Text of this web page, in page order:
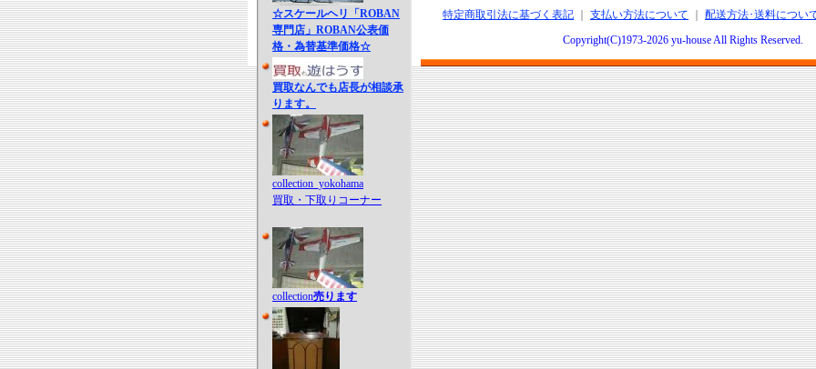
☆スケールヘリ「ROBAN
専門店」ROBAN公表価
格・為替基準価格☆
買取なんでも店長が相談承
ります。
collection_yokohama
買取・下取りコーナー
collection売ります
特定商取引法に基づく表記 支払い方法について
配送方法･送料につい
Copyright(C)1973-2026 yu-house All Rights